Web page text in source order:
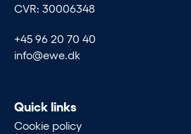
CVR: 30006348
+45 96 20 70 40
info@ewe.dk
Quick links
Cookie policy